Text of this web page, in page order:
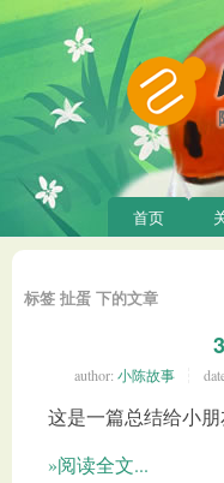
首页
标签 扯蛋 下的文章
author: 小陈故事
这是一篇总结给小朋
»阅读全文...